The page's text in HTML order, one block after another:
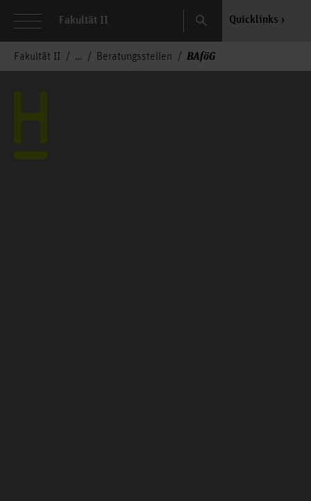
Fakultät II Search Quicklinks
Fakultät II Beratungsstellen BAföG